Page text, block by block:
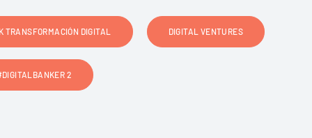
TRANSFORMACIÓN DIGITAL DIGITAL VENTURES
2